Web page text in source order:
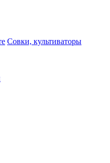
Совки, культиваторы